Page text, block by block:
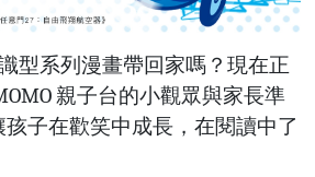
型系列漫畫帶回家嗎？現在正
親子台的小觀眾與家長準
子在歡笑中成長，在閱讀中了